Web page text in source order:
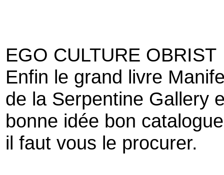
EGO CULTURE OBRIST
Enfin le grand livre
de la Serpentine Gallery
bonne idée bon catalogue
il faut vous le procurer.